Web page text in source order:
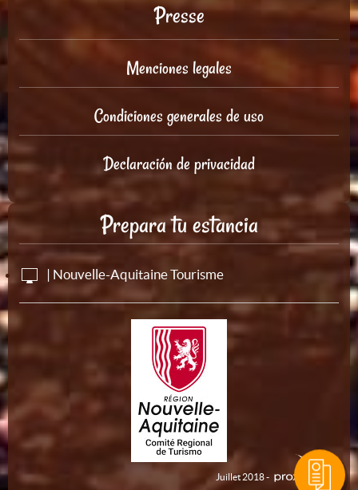
Presse
Menciones legales
Condiciones generales de uso
Declaración de privacidad
Prepara tu estancia
| Nouvelle-Aquitaine Tourisme
Juillet 2018 -